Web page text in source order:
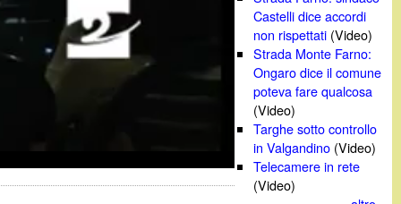
Castelli dice accordi
non rispettati (Video)
Strada Monte Farno:
Ongaro dice il comune
poteva fare qualcosa
(Video)
Targhe sotto controllo
in Valgandino (Video)
Telecamere in rete
(Video)